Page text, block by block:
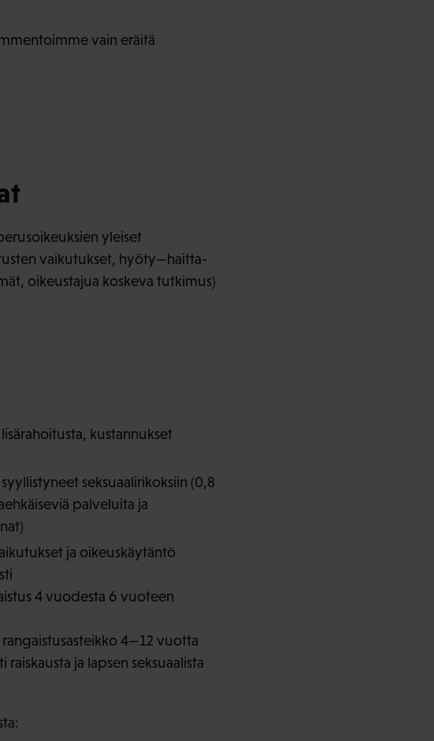
vain eräitä
yleiset
vaikutukset, hyöty—haitta-
oikeustajua koskeva tutkimus)
kustannukset
seksuaalirikoksiin (0,8
palveluita ja
ja oikeuskäytäntö
4 vuodesta 6 vuoteen
rangaistusasteikko 4—12 vuotta
ja lapsen seksuaalista